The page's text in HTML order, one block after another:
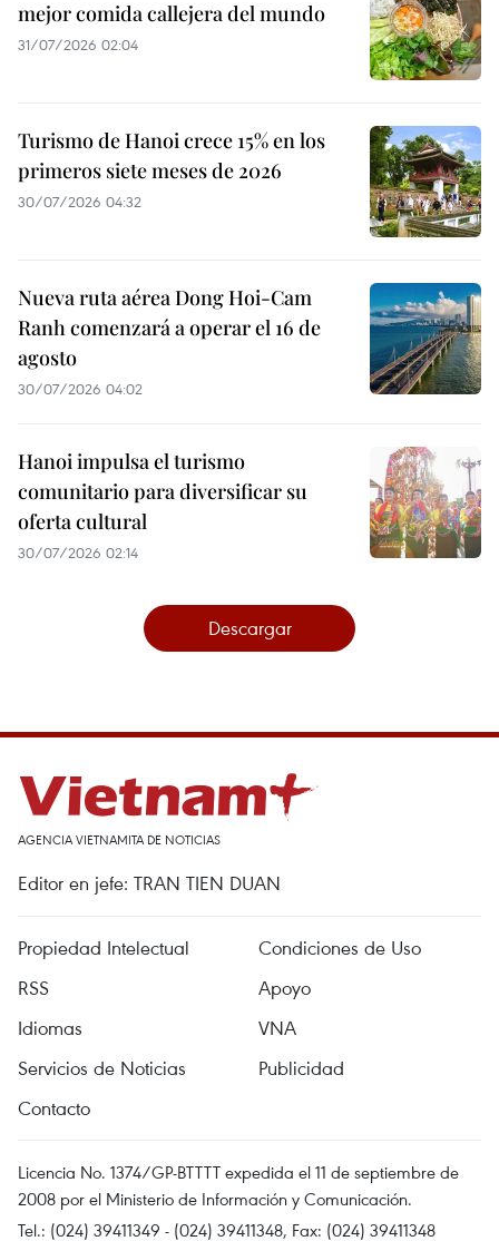
mejor comida callejera del mundo
31/07/2026 02:04
Turismo de Hanoi crece 15% en los
primeros siete meses de 2026
30/07/2026 04:32
Nueva ruta aérea Dong Hoi-Cam
Ranh comenzará a operar el 16 de
agosto
30/07/2026 04:02
Hanoi impulsa el turismo
comunitario para diversificar su
oferta cultural
30/07/2026 02:14
Descargar
AGENCIA VIETNAMITA DE NOTICIAS
Editor en jefe: TRAN TIEN DUAN
Propiedad Intelectual
Condiciones de Uso
RSS
Apoyo
Idiomas
VNA
Servicios de Noticias
Publicidad
Contacto
Licencia No. 1374/GP-BTTTT expedida el 11 de septiembre de
2008 por el Ministerio de Información y Comunicación.
Tel.: (024) 39411349 - (024) 39411348, Fax: (024) 39411348